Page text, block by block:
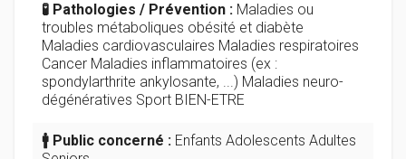
🧪 Pathologies / Prévention : Maladies ou
troubles métaboliques obésité et diabète
Maladies cardiovasculaires Maladies respiratoires
Cancer Maladies inflammatoires (ex :
spondylarthrite ankylosante, ...) Maladies neuro-
dégénératives Sport BIEN-ETRE
🚹 Public concerné : Enfants Adolescents Adultes